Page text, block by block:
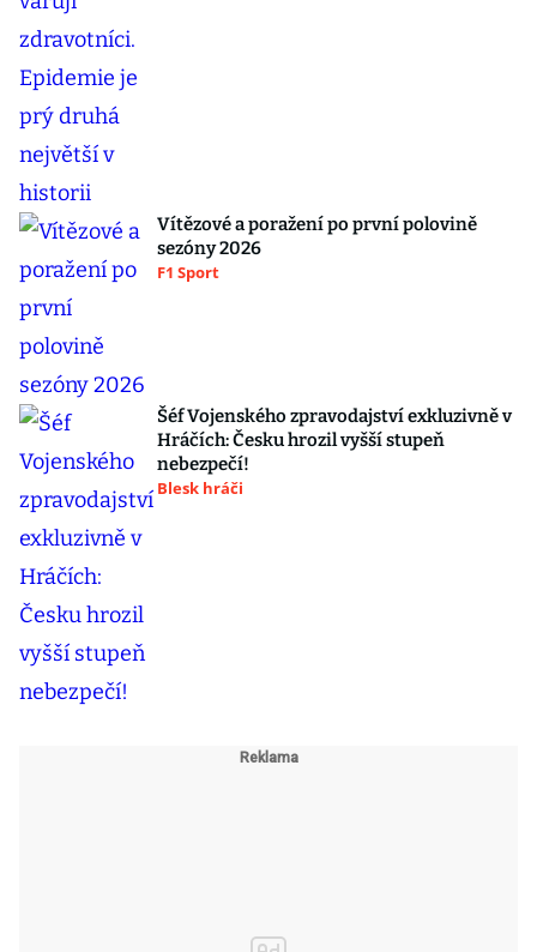
Vítězové a poražení po první polovině
sezóny 2026
F1 Sport
Šéf Vojenského zpravodajství exkluzivně v
Hráčích: Česku hrozil vyšší stupeň
nebezpečí!
Blesk hráči